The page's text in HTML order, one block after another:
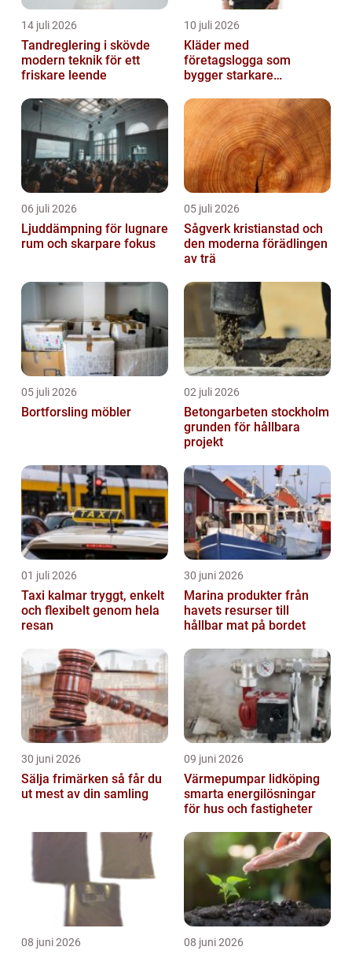
14 juli 2026
Tandreglering i skövde
modern teknik för ett
friskare leende
10 juli 2026
Kläder med
företagslogga som
bygger starkare
06 juli 2026
Ljuddämpning för lugnare
rum och skarpare fokus
05 juli 2026
Sågverk kristianstad och
den moderna förädlingen
av trä
05 juli 2026
Bortforsling möbler
02 juli 2026
Betongarbeten stockholm
grunden för hållbara
projekt
01 juli 2026
Taxi kalmar tryggt, enkelt
och flexibelt genom hela
resan
30 juni 2026
Marina produkter från
havets resurser till
hållbar mat på bordet
30 juni 2026
Sälja frimärken så får du
ut mest av din samling
09 juni 2026
Värmepumpar lidköping
smarta energilösningar
för hus och fastigheter
08 juni 2026 08 juni 2026